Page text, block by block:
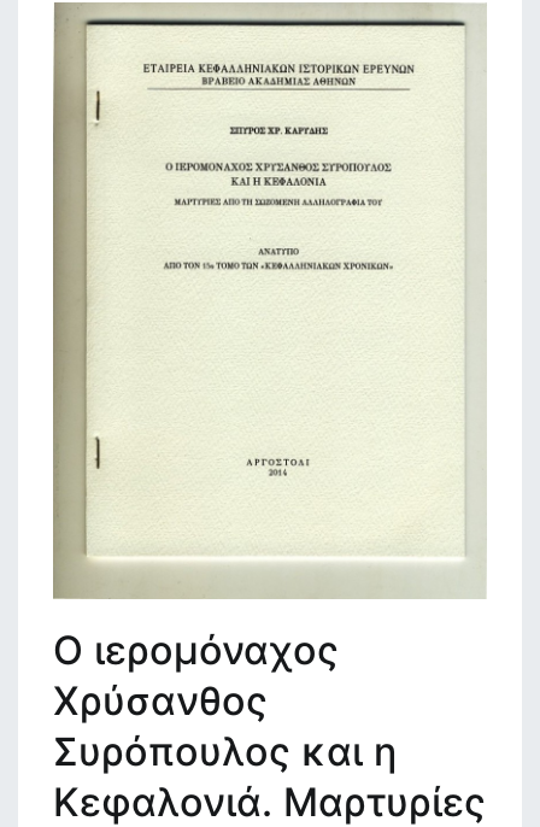
Ο ιερομόναχος
Χρύσανθος
Συρόπουλος και η
Κεφαλονιά. Μαρτυρίες